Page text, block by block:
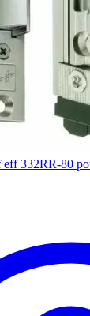
332RR-80